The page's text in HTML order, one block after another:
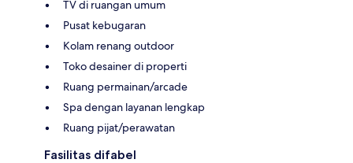
TV di ruangan umum
Pusat kebugaran
Kolam renang outdoor
Toko desainer di properti
Ruang permainan/arcade
Spa dengan layanan lengkap
Ruang pijat/perawatan
Fasilitas difabel